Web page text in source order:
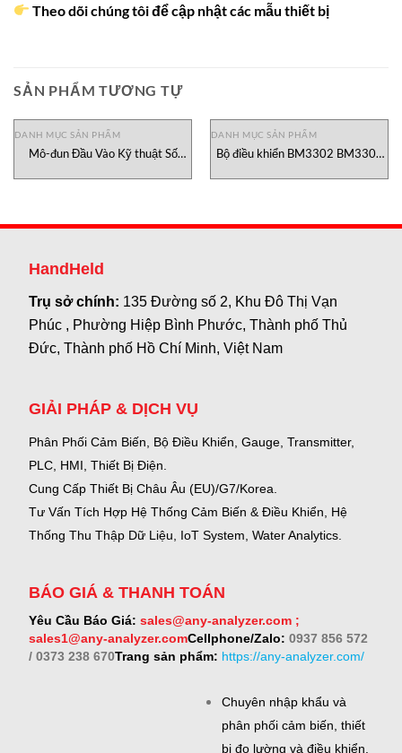
Theo dõi chúng tôi để cập nhật các mẫu thiết bị
SẢN PHẨM TƯƠNG TỰ
DANH MỤC SẢN PHẨM
Mô-đun Đầu Vào Kỹ thuật Số
Yokogawa Việt Nam
DANH MỤC SẢN PHẨM
Bộ điều khiển BM3302 BM3303
HandHeld
Trụ sở chính: 135 Đường số 2, Khu Đô Thị Vạn
Phúc , Phường Hiệp Bình Phước, Thành phố Thủ
Đức, Thành phố Hồ Chí Minh, Việt Nam
GIẢI PHÁP & DỊCH VỤ
Phân Phối Cảm Biến, Bộ Điều Khiển, Gauge, Transmitter,
PLC, HMI, Thiết Bị Điện.
Cung Cấp Thiết Bị Châu Âu (EU)/G7/Korea.
Tư Vấn Tích Hợp Hệ Thống Cảm Biến & Điều Khiển, Hệ
Thống Thu Thập Dữ Liệu, IoT System, Water Analytics.
BÁO GIÁ & THANH TOÁN
Yêu Cầu Báo Giá: sales@any-analyzer.com ;
sales1@any-analyzer.comCellphone/Zalo: 0937 856 572
/ 0373 238 670Trang sản phẩm: https://any-analyzer.com/
Chuyên nhập khẩu và
phân phối cảm biến, thiết
bị đo lường và điều khiển.